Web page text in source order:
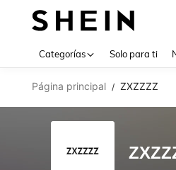
Categorías Solo para ti
Página principal / ZXZZZZ